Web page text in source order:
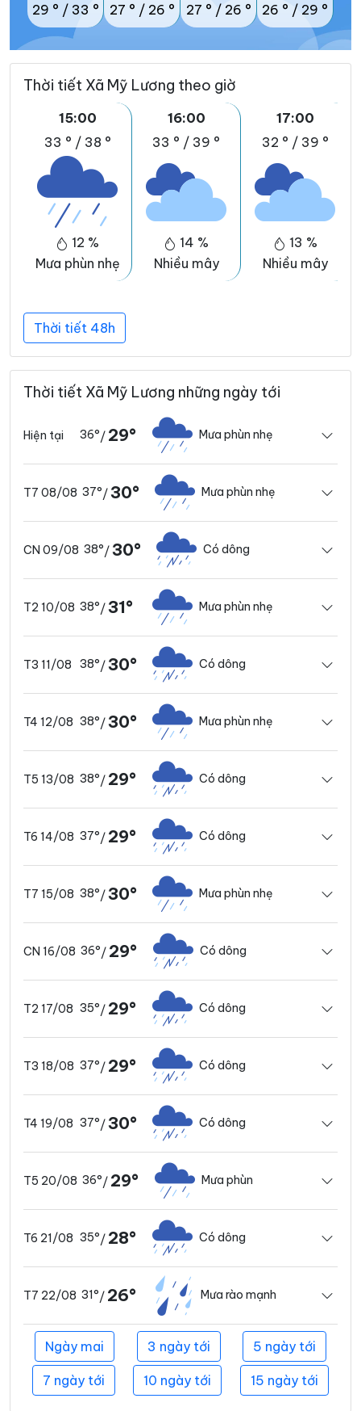
29 ° / 33 ° 27 ° / 26 ° 27 ° / 26 ° 26 ° / 29 °
Thời tiết Xã Mỹ Lương theo giờ
15:00
33 ° / 38 °
12 %
Mưa phùn nhẹ
16:00
33 ° / 39 °
14 %
Nhiều mây
17:00
32 ° / 39 °
13 %
Nhiều mây
Thời tiết 48h
Thời tiết Xã Mỹ Lương những ngày tới
Hiện tại 36°/ 29° Mưa phùn nhẹ
T7 08/08 37°/30° Mưa phùn nhẹ
CN 09/08 38°/30° Có dông
T2 10/08 38°/31° Mưa phùn nhẹ
T3 11/08 38°/30° Có dông
T4 12/08 38°/30° Mưa phùn nhẹ
T5 13/08 38°/ 29° Có dông
T6 14/08 37°/ 29° Có dông
T7 15/08 38°/30° Mưa phùn nhẹ
CN 16/08 36°/ 29° Có dông
T2 17/08 35°/ 29° Có dông
T3 18/08 37°/ 29° Có dông
T4 19/08 37°/30° Có dông
T5 20/08 36°/ 29° Mưa phùn
T6 21/08 35°/ 28° Có dông
T7 22/08 31°/ 26° Mưa rào mạnh
Ngày mai 3 ngày tới 5 ngày tới
7 ngày tới 10 ngày tới 15 ngày tới